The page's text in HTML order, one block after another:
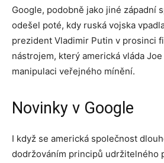
Google, podobně jako jiné západní
odešel poté, kdy ruská vojska
prezident Vladimir Putin v prosinci
nástrojem, který americká vláda
manipulaci veřejného mínění.
Novinky v Google
I když se americká společnost
dodržováním principů udržitelného